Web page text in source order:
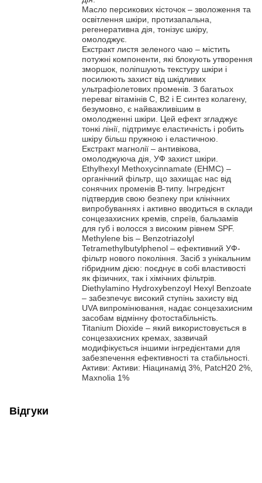
Масло персикових кісточок – зволоження та
освітлення шкіри, протизапальна,
регенеративна дія, тонізує шкіру,
омолоджує.
Екстракт листя зеленого чаю – містить
потужні компоненти, які блокують утворення
зморшок, поліпшують текстуру шкіри і
посилюють захист від шкідливих
ультрафіолетових променів. З багатьох
переваг вітамінів С, В2 і Е синтез колагену,
безумовно, є найважливішим в
омолодженні шкіри. Цей ефект згладжує
тонкі лінії, підтримує еластичність і робить
шкіру більш пружною і еластичною.
Екстракт магнолії – антивікова,
омолоджуюча дія, УФ захист шкіри.
Ethylhexyl Methoxycinnamate (EHMC) –
органічний фільтр, що захищає нас від
сонячних променів B-типу. Інгредієнт
підтвердив свою безпеку при клінічних
випробуваннях і активно вводиться в склади
сонцезахисних кремів, спреїв, бальзамів
для губ і волосся з високим рівнем SPF.
Methylene bis – Benzotriazolyl
Tetramethylbutylphenol – ефективний УФ-
фільтр нового покоління. Засіб з унікальним
гібридним дією: поєднує в собі властивості
як фізичних, так і хімічних фільтрів.
Diethylamino Hydroxybenzoyl Hexyl Benzoate
– забезпечує високий ступінь захисту від
UVA випромінювання, надає сонцезахисним
засобам відмінну фотостабільність.
Titanium Dioxide – який використовується в
сонцезахисних кремах, зазвичай
модифікується іншими інгредієнтами для
забезпечення ефективності та стабільності.
Активи: Активи: Ніацинамід 3%, PatcH20 2%,
Maxnolia 1%
Відгуки